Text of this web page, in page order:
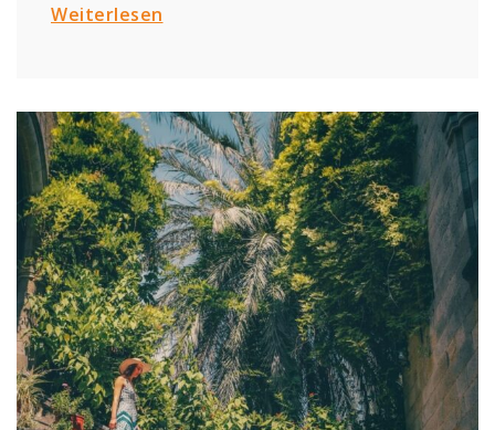
Weiterlesen